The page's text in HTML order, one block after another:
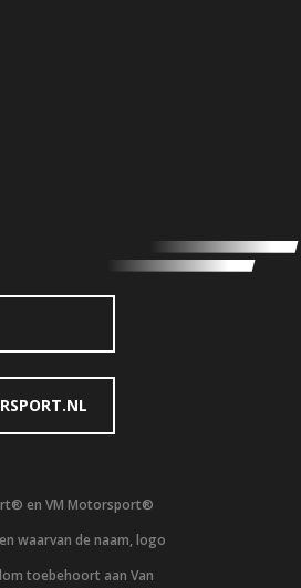
en VM Motorsport®
waarvan de naam, logo
toebehoort aan Van